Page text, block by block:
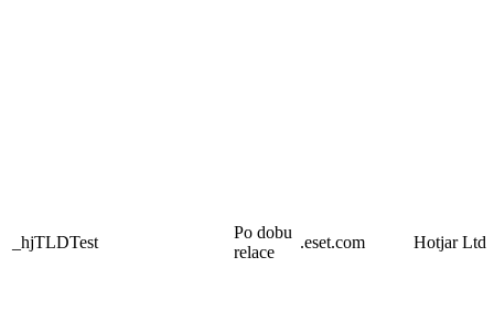
_hjTLDTest
Po dobu
relace
.eset.com Hotjar Ltd